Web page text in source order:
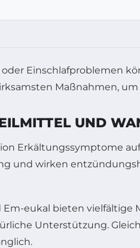
Einschlafproblemen
Maßnahmen,
UND
Erkältungssymptome
und wirken
Em-eukal bieten
Unterstützung.